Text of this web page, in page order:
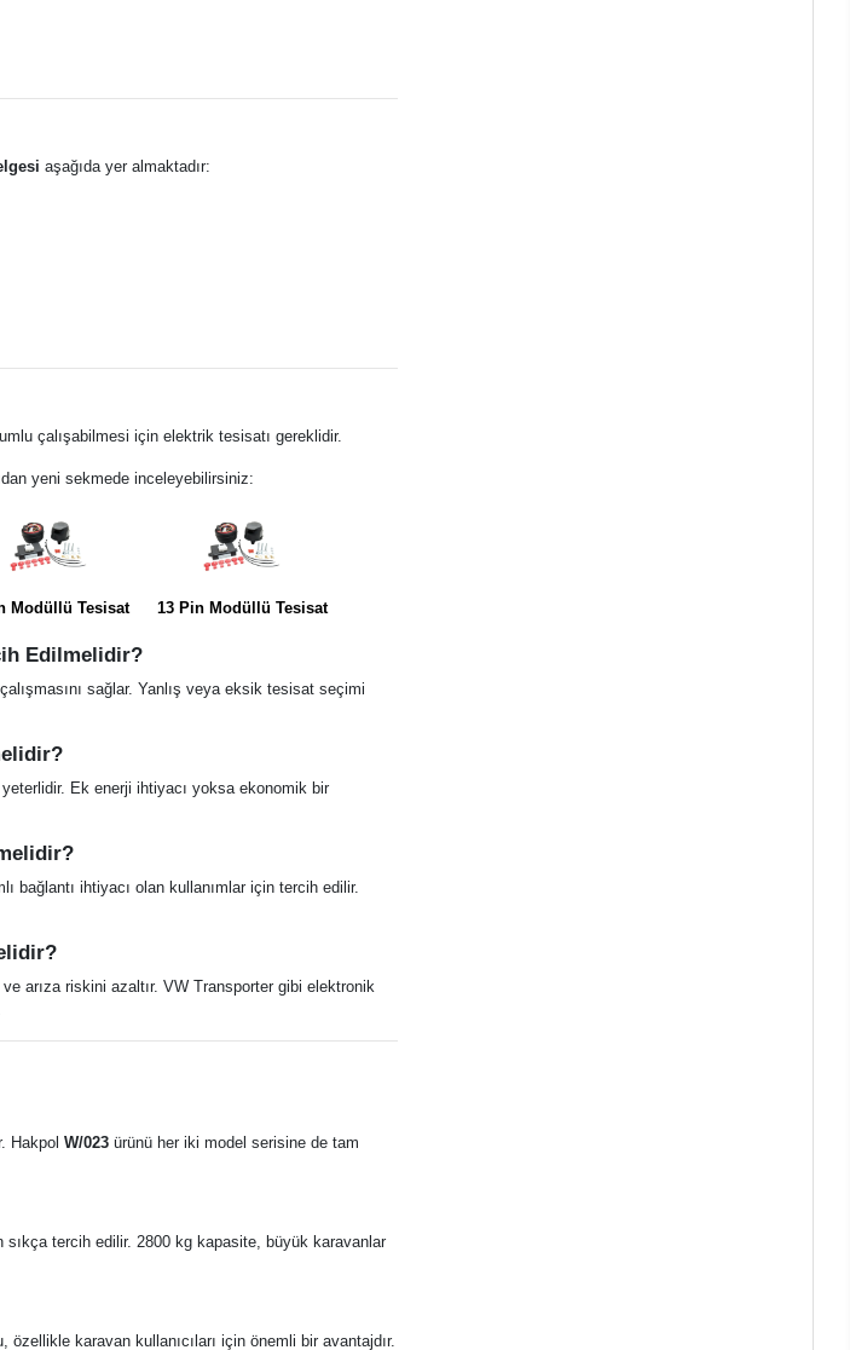
aşağıda yer almaktadır:
çalışabilmesi için elektrik tesisatı gereklidir.
yeni sekmede inceleyebilirsiniz:
Modüllü Tesisat 13 Pin Modüllü Tesisat
Edilmelidir?
sağlar. Yanlış veya eksik tesisat seçimi
Ek enerji ihtiyacı yoksa ekonomik bir
bağlantı ihtiyacı olan kullanımlar için tercih edilir.
ve arıza riskini azaltır. VW Transporter gibi elektronik
HakpolW/023 ürünü her iki model serisine de tam
tercih edilir. 2800 kg kapasite, büyük karavanlar
özellikle karavan kullanıcıları için önemli bir avantajdır.